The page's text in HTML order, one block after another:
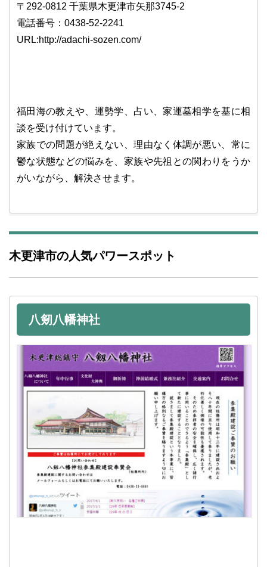
〒292-0812 千葉県木更津市矢那3745-2
電話番号：0438-52-2241
URL:http://adachi-sozen.com/
福田海の教えや、運勢学、占い、家運墓相学を基に相
談を受け付けています。
家族での問題が絶えない、理由なく体調が悪い、常に
鬱な状態などの悩みを、家族や先祖との関わりをうか
がいながら、解決させます。
木更津市の人気パワースポット
八剱八幡神社